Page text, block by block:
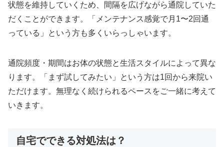
状態を維持していくため、間隔を広げながら通院していた
だくことができます。「メンテナンス感覚で月1〜2回通
っている」という方も多くいらっしゃいます。
通院頻度・期間はお体の状態と生活スタイルによって異な
ります。「まず試してみたい」という方は1回から来院い
ただけます。無理なく続けられるペースをご一緒に考えて
いきます。
自宅でできる対処法は？